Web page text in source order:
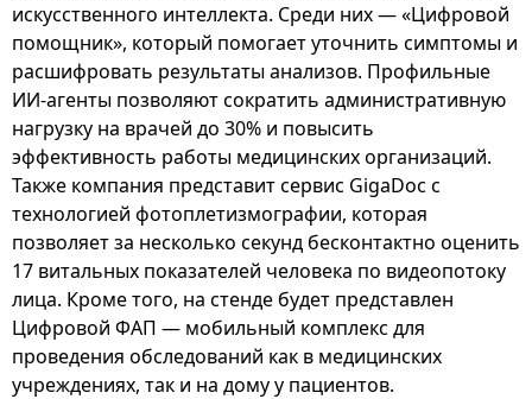
искусственного интеллекта. Среди них — «Цифровой
помощник», который помогает уточнить симптомы и
расшифровать результаты анализов. Профильные
ИИ-агенты позволяют сократить административную
нагрузку на врачей до 30% и повысить
эффективность работы медицинских организаций.
Также компания представит сервис GigaDoc с
технологией фотоплетизмографии, которая
позволяет за несколько секунд бесконтактно оценить
17 витальных показателей человека по видеопотоку
лица. Кроме того, на стенде будет представлен
Цифровой ФАП — мобильный комплекс для
проведения обследований как в медицинских
учреждениях, так и на дому у пациентов.